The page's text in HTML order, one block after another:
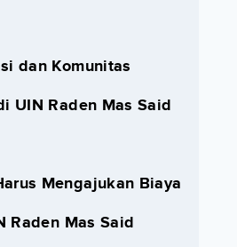
dan Komunitas
UIN Raden Mas Said
Mengajukan Biaya
Raden Mas Said